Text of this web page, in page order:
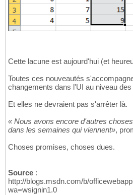
Cette lacune est aujourd'hui (et
Toutes ces nouveautés
changements dans l'UI au niveau
Et elles ne devraient pas s'arrêter là.
« Nous avons encore d'autres
dans les semaines qui viennent»,
Choses promises, choses dues.
Source :
http://blogs.msdn.com/b/
wa=wsignin1.0